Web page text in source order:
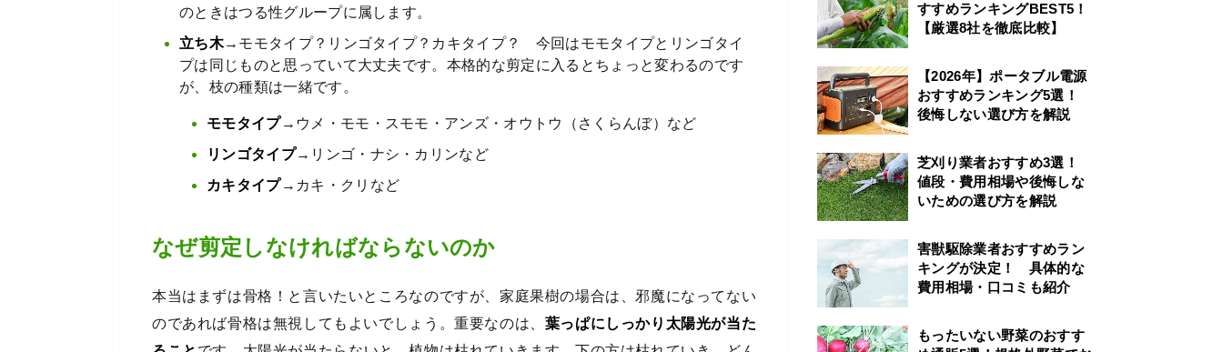
のときはつる性グループに属します。
立ち木→モモタイプ？リンゴタイプ？カキタイプ？ 今回はモモタイプとリンゴタイ
プは同じものと思っていて大丈夫です。本格的な剪定に入るとちょっと変わるのです
が、枝の種類は一緒です。
モモタイプ→ウメ・モモ・スモモ・アンズ・オウトウ（さくらんぼ）など
リンゴタイプ→リンゴ・ナシ・カリンなど
カキタイプ→カキ・クリなど
なぜ剪定しなければならないのか
本当はまずは骨格！と言いたいところなのですが、家庭果樹の場合は、邪魔になってない
のであれば骨格は無視してもよいでしょう。重要なのは、 葉っぱにしっかり太陽光が当た
すすめランキングBEST5！
【厳選8社を徹底比較】
【2026年】ポータブル電源
おすすめランキング5選！
後悔しない選び方を解説
芝刈り業者おすすめ3選！
値段・費用相場や後悔しな
いための選び方を解説
害獣駆除業者おすすめラン
キングが決定！ 具体的な
費用相場・口コミも紹介
もったいない野菜のおすす